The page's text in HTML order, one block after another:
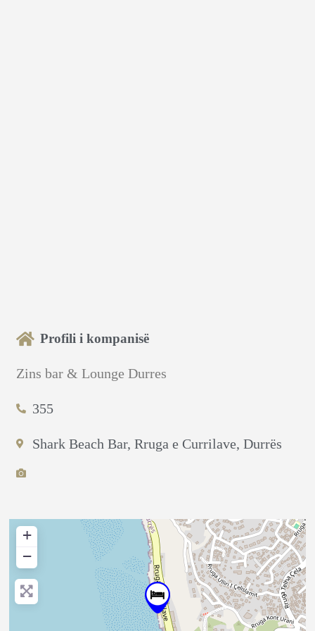
Profili i kompanisë
Zins bar & Lounge Durres
355
Shark Beach Bar, Rruga e Currilave, Durrës
+
−